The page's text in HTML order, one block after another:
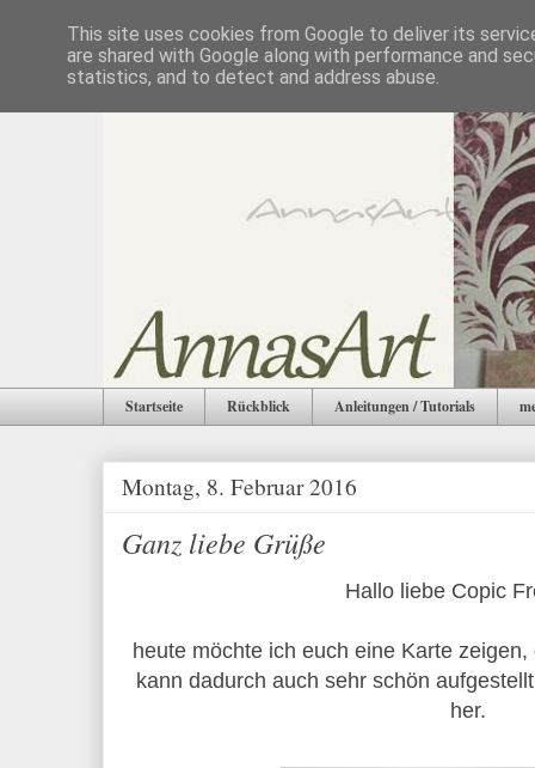
Startseite Rückblick Anleitungen / Tutorials
Montag, 8. Februar 2016
Ganz liebe Grüße
Hallo liebe Copic
heute möchte ich euch eine Karte
kann dadurch auch sehr schön
her.
This site uses cookies from Google to deliver its
are shared with Google along with performance and
statistics, and to detect and address abuse.